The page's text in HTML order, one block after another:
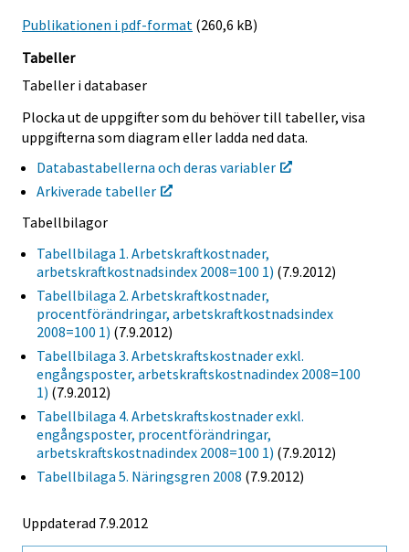
Publikationen i pdf-format (260,6 kB)
Tabeller
Tabeller i databaser
Plocka ut de uppgifter som du behöver till tabeller, visa
uppgifterna som diagram eller ladda ned data.
Databastabellerna och deras variabler
Arkiverade tabeller
Tabellbilagor
Tabellbilaga 1. Arbetskraftkostnader,
arbetskraftkostnadsindex 2008=100 1) (7.9.2012)
Tabellbilaga 2. Arbetskraftkostnader,
procentförändringar, arbetskraftkostnadsindex
2008=100 1) (7.9.2012)
Tabellbilaga 3. Arbetskraftskostnader exkl.
engångsposter, arbetskraftskostnadindex 2008=100
1) (7.9.2012)
Tabellbilaga 4. Arbetskraftskostnader exkl.
engångsposter, procentförändringar,
arbetskraftskostnadindex 2008=100 1) (7.9.2012)
Tabellbilaga 5. Näringsgren 2008 (7.9.2012)
Uppdaterad 7.9.2012